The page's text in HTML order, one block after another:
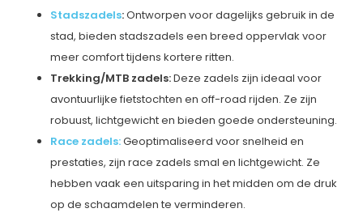
Stadszadels:Ontworpen voor dagelijks gebruik in de
stad, bieden stadszadels een breed oppervlak voor
meer comfort tijdens kortere ritten.
Trekking/MTB zadels:Deze zadels zijn ideaal voor
avontuurlijke fietstochten en off-road rijden. Ze zijn
robuust, lichtgewicht en bieden goede ondersteuning.
Race zadels:Geoptimaliseerd voor snelheid en
prestaties, zijn race zadels smal en lichtgewicht. Ze
hebben vaak een uitsparing in het midden om de druk
op de schaamdelen te verminderen.